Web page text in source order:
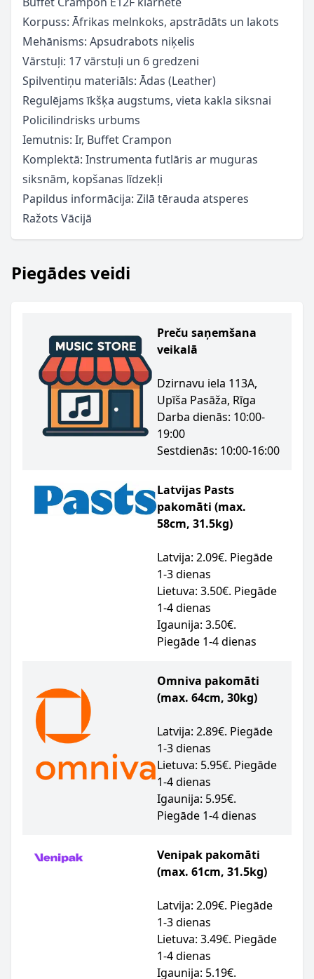
Korpuss: Āfrikas melnkoks, apstrādāts un lakots
Mehānisms: Apsudrabots niķelis
Vārstuļi: 17 vārstuļi un 6 gredzeni
Spilventiņu materiāls: Ādas (Leather)
Regulējams īkšķa augstums, vieta kakla siksnai
Policilindrisks urbums
Iemutnis: Ir, Buffet Crampon
Komplektā: Instrumenta futlāris ar muguras
siksnām, kopšanas līdzekļi
Papildus informācija: Zilā tērauda atsperes
Ražots Vācijā
Piegādes veidi
Preču saņemšana
veikalā
Dzirnavu iela 113A,
Upīša Pasāža, Rīga
Darba dienās: 10:00-
19:00
Sestdienās: 10:00-16:00
Latvijas Pasts
pakomāti (max.
58cm, 31.5kg)
Latvija: 2.09€. Piegāde
1-3 dienas
Lietuva: 3.50€. Piegāde
1-4 dienas
Igaunija: 3.50€.
Piegāde 1-4 dienas
Omniva pakomāti
(max. 64cm, 30kg)
Latvija: 2.89€. Piegāde
1-3 dienas
Lietuva: 5.95€. Piegāde
1-4 dienas
Igaunija: 5.95€.
Piegāde 1-4 dienas
Venipak pakomāti
(max. 61cm, 31.5kg)
Latvija: 2.09€. Piegāde
1-3 dienas
Lietuva: 3.49€. Piegāde
1-4 dienas
Igaunija: 5.19€.